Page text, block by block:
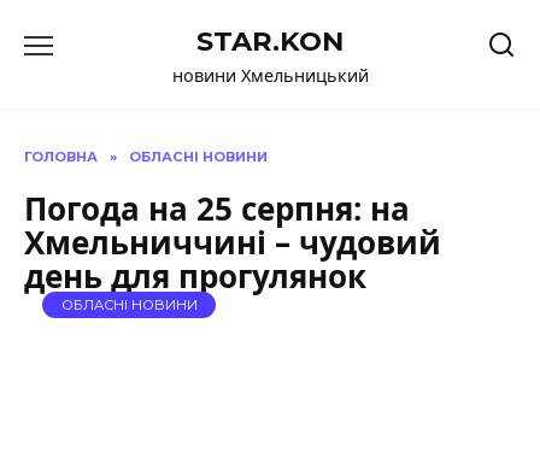
до
STAR.KON
новини Хмельницький
ГОЛОВНА » ОБЛАСНІ НОВИНИ
Погода на 25 серпня: на
Хмельниччині – чудовий
день для прогулянок
ОБЛАСНІ НОВИНИ